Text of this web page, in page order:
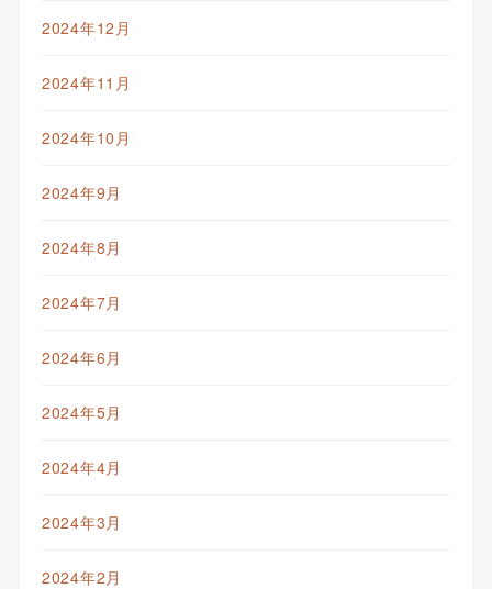
2024年12月
2024年11月
2024年10月
2024年9月
2024年8月
2024年7月
2024年6月
2024年5月
2024年4月
2024年3月
2024年2月